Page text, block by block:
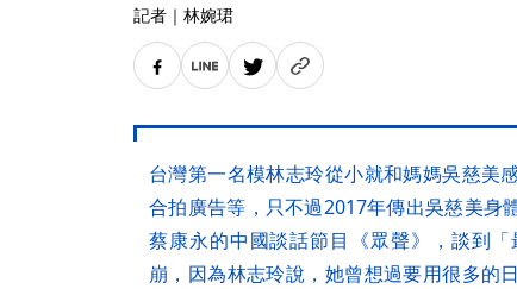
記者 ｜ 林婉珺
台灣第一名模林志玲從小就和媽媽吳慈美
合拍廣告等，只不過2017年傳出吳慈美身
蔡康永的中國談話節目《眾聲》，談到
崩，因為林志玲說，她曾想過要用很多的